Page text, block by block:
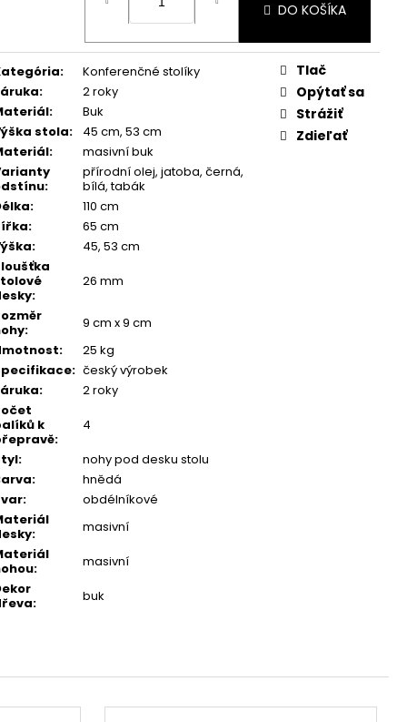
DO KOŠÍKA
:
Konferenčné stolíky
:
2 roky
:
Buk
stola:
45 cm, 53 cm
:
masivní buk
:
přírodní olej, jatoba, černá,
bílá, tabák
:
110 cm
:
65 cm
:
45, 53 cm
:
26 mm
:
9 cm x 9 cm
:
25 kg
: český výrobek
:
2 roky
k
:
4
:
nohy pod desku stolu
:
hnědá
:
obdélníkové
:
masivní
:
masivní
: buk
Tlač
Opýtať sa
Strážiť
Zdieľať